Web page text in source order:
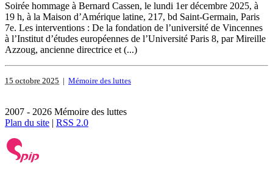
Soirée hommage à Bernard Cassen, le lundi 1er décembre 2025, à
19 h, à la Maison d’Amérique latine, 217, bd Saint-Germain, Paris
7e. Les interventions : De la fondation de l’université de Vincennes
à l’Institut d’études européennes de l’Université Paris 8, par Mireille
Azzoug, ancienne directrice et (...)
15 octobre 2025 | Mémoire des luttes
2007 - 2026 Mémoire des luttes
Plan du site | RSS 2.0